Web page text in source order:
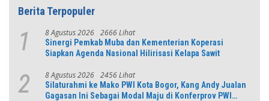
Berita Terpopuler
1 8 Agustus 2026 2666 Lihat
Sinergi Pemkab Muba dan Kementerian Koperasi
Siapkan Agenda Nasional Hilirisasi Kelapa Sawit
2 8 Agustus 2026 2456 Lihat
Silaturahmi ke Mako PWI Kota Bogor, Kang Andy Jualan
Gagasan Ini Sebagai Modal Maju di Konferprov PWI